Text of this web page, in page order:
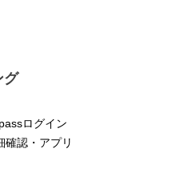
グ
ログイン
確認・アプリ